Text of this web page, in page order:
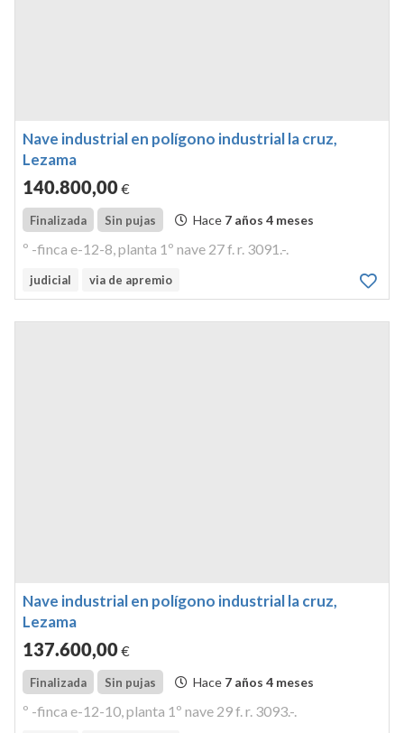
Nave industrial en polígono industrial la cruz,
Lezama
140.800,00€
Finalizada Sin pujas Hace 7 años 4 meses
º -finca e-12-8, planta 1º nave 27 f. r. 3091.-.
judicial via de apremio
Nave industrial en polígono industrial la cruz,
Lezama
137.600,00€
Finalizada Sin pujas Hace 7 años 4 meses
º -finca e-12-10, planta 1º nave 29 f. r. 3093.-.